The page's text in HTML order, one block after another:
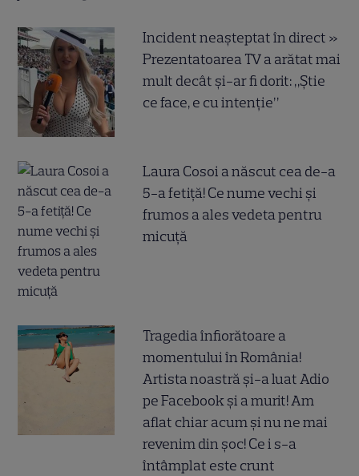
Incident neașteptat în direct »
Prezentatoarea TV a arătat mai
mult decât și-ar fi dorit: „Știe
ce face, e cu intenție”
Laura Cosoi a născut cea de-a
5-a fetiță! Ce nume vechi și
frumos a ales vedeta pentru
micuță
Tragedia înfiorătoare a
momentului în România!
Artista noastră și-a luat Adio
pe Facebook și a murit! Am
aflat chiar acum și nu ne mai
revenim din șoc! Ce i s-a
întâmplat este crunt